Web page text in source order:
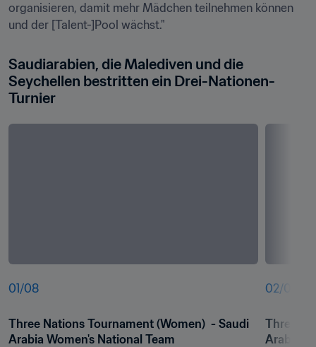
organisieren, damit mehr Mädchen teilnehmen können
und der [Talent-]Pool wächst."
Saudiarabien, die Malediven und die
Seychellen bestritten ein Drei-Nationen-
Turnier
01 /08
Three Nations Tournament (Women)  - Saudi
Arabia Women's National Team
02/08
Three
Arabia